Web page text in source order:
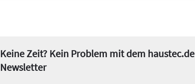
Keine Zeit? Kein Problem mit dem haustec.de
Newsletter